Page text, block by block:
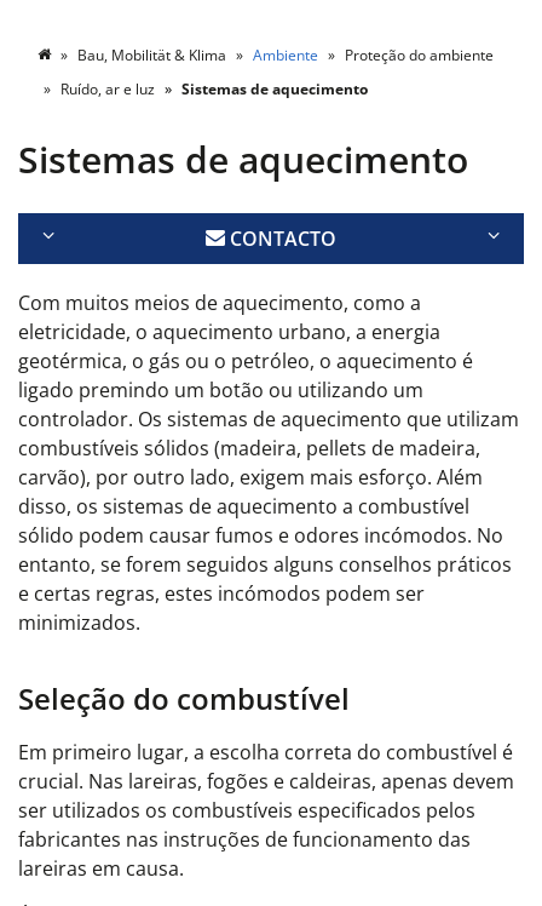
Bau, Mobilität & Klima Ambiente
Proteção do ambiente
Ruído, ar e luz
Sistemas de aquecimento
Sistemas de aquecimento
CONTACTO
Com muitos meios de aquecimento, como a
eletricidade, o aquecimento urbano, a energia
geotérmica, o gás ou o petróleo, o aquecimento é
ligado premindo um botão ou utilizando um
controlador. Os sistemas de aquecimento que utilizam
combustíveis sólidos (madeira, pellets de madeira,
carvão), por outro lado, exigem mais esforço. Além
disso, os sistemas de aquecimento a combustível
sólido podem causar fumos e odores incómodos. No
entanto, se forem seguidos alguns conselhos práticos
e certas regras, estes incómodos podem ser
minimizados.
Seleção do combustível
Em primeiro lugar, a escolha correta do combustível é
crucial. Nas lareiras, fogões e caldeiras, apenas devem
ser utilizados os combustíveis especificados pelos
fabricantes nas instruções de funcionamento das
lareiras em causa.